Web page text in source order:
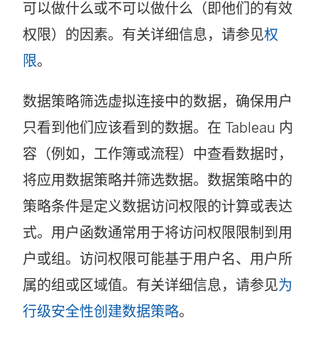
可以做什么或不可以做什么（即他们的有效
权限）的因素。有关详细信息，请参见权
限。
数据策略筛选虚拟连接中的数据，确保用户
只看到他们应该看到的数据。在 Tableau 内
容（例如，工作簿或流程）中查看数据时，
将应用数据策略并筛选数据。数据策略中的
策略条件是定义数据访问权限的计算或表达
式。用户函数通常用于将访问权限限制到用
户或组。访问权限可能基于用户名、用户所
属的组或区域值。有关详细信息，请参见为
行级安全性创建数据策略。